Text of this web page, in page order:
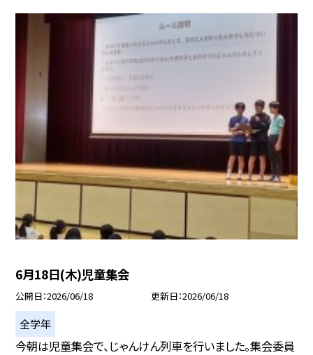
6月18日(木)児童集会
公開日 2026/06/18 更新日 2026/06/18
全学年
今朝は児童集会で、じゃんけん列車を行いました。集会委員